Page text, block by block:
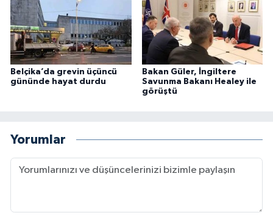
Belçika’da grevin üçüncü
gününde hayat durdu
Bakan Güler, İngiltere
Savunma Bakanı Healey ile
görüştü
Yorumlar